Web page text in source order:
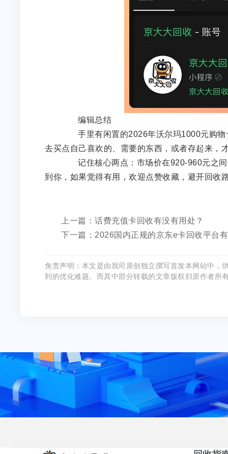
编辑总结
手里有闲置的2026年沃尔玛1000元购物
去买点自己喜欢的、需要的东西，或者存起来，
记住核心两点：市场价在920-960元之间
到你，如果觉得有用，欢迎点赞收藏，避开回收
上一篇：话费充值卡回收有没有用处？
下一篇：2026国内正规的京东e卡回收平台
免责声明：本文是由我司原创独立撰写首发本网站中，
到的优化难题。而其中部分转载的文章版权归原作者所